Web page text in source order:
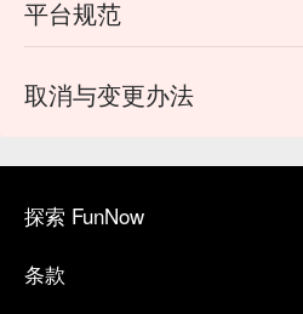
平台规范
取消与变更办法
探索 FunNow
条款